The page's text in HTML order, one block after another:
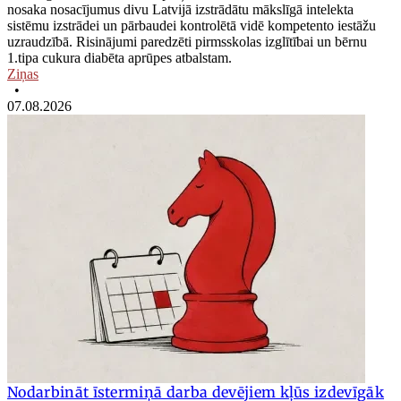
nosaka nosacījumus divu Latvijā izstrādātu mākslīgā intelekta
sistēmu izstrādei un pārbaudei kontrolētā vidē kompetento iestāžu
uzraudzībā. Risinājumi paredzēti pirmsskolas izglītībai un bērnu
1.tipa cukura diabēta aprūpes atbalstam.
Ziņas
•
07.08.2026
Nodarbināt īstermiņā darba devējiem kļūs izdevīgāk